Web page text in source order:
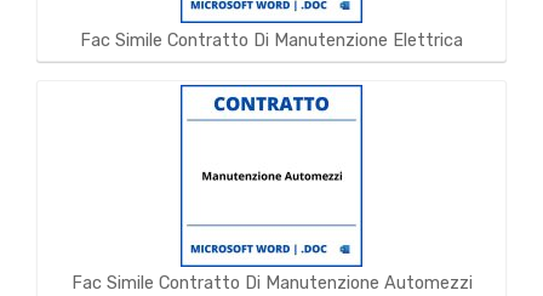
Fac Simile Contratto Di Manutenzione Elettrica
Fac Simile Contratto Di Manutenzione Automezzi